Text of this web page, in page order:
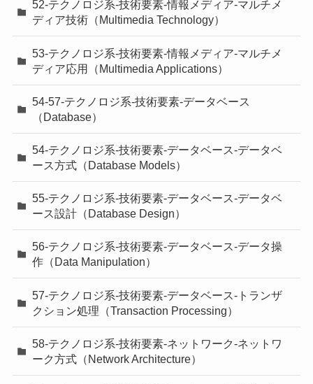
52-テクノロジ系-技術要素-情報メディア-マルチメ
ディア技術（Multimedia Technology）
53-テクノロジ系-技術要素-情報メディア-マルチメ
ディア応用（Multimedia Applications）
54-57-テクノロジ系-技術要素-データベース
（Database）
54-テクノロジ系-技術要素-データベース-データベ
ース方式（Database Models）
55-テクノロジ系-技術要素-データベース-データベ
ース設計（Database Design）
56-テクノロジ系-技術要素-データベース-データ操
作（Data Manipulation）
57-テクノロジ系-技術要素-データベース-トランザ
クション処理（Transaction Processing）
58-テクノロジ系-技術要素-ネットワーク-ネットワ
ーク方式（Network Architecture）